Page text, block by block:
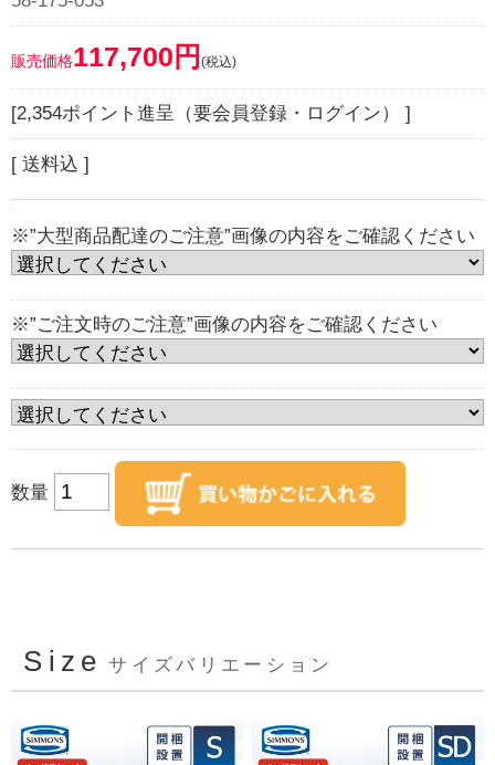
販売価格117,700円 (税込)
[2,354ポイント進呈（要会員登録・ログイン） ]
[ 送料込 ]
※”大型商品配達のご注意”画像の内容をご確認ください
※”ご注文時のご注意”画像の内容をご確認ください
数量
Size サイズバリエーション